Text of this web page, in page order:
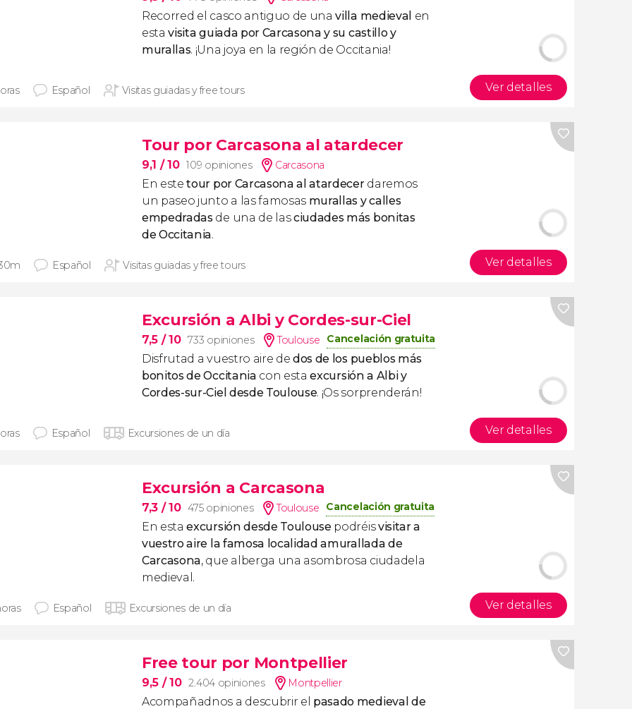
Recorred el casco antiguo de unavilla medieval en
estavisita guiada por Carcasona y su castillo y
murallas. ¡Una joya en la región de Occitania!
Español Visitas guiadas y free tours Ver detalles
Tour por Carcasona al atardecer
9,1 / 10 109 opiniones Carcasona
En estetour por Carcasona al atardecerdaremos
un paseo junto a las famosas murallas y calles
empedradasde una de lasciudades más bonitas
de Occitania.
Español Visitas guiadas y free tours Ver detalles
Excursión a Albi y Cordes-sur-Ciel
7,5 / 10 733 opiniones Toulouse Cancelación gratuita
Disfrutad a vuestro aire dedos de los pueblos más
bonitos de Occitania con estaexcursión a Albi y
Cordes-sur-Ciel desde Toulouse. ¡Os sorprenderán!
Español Excursiones de un día Ver detalles
Excursión a Carcasona
7,3 / 10 475 opiniones Toulouse Cancelación gratuita
En esta excursión desde Toulouse podréisvisitar a
vuestro aire la famosa localidad amurallada de
Carcasona, que alberga una asombrosa ciudadela
medieval.
Español Excursiones de un día Ver detalles
Free tour por Montpellier
9,5 / 10 2.404 opiniones Montpellier
Acompañadnos a descubrir el pasado medieval de